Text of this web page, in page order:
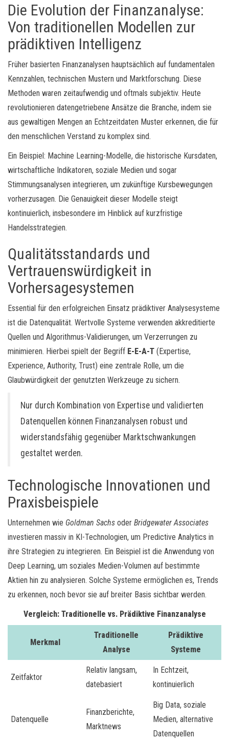
Die Evolution der Finanzanalyse:
Von traditionellen Modellen zur
prädiktiven Intelligenz
Früher basierten Finanzanalysen hauptsächlich auf fundamentalen
Kennzahlen, technischen Mustern und Marktforschung. Diese
Methoden waren zeitaufwendig und oftmals subjektiv. Heute
revolutionieren datengetriebene Ansätze die Branche, indem sie
aus gewaltigen Mengen an Echtzeitdaten Muster erkennen, die für
den menschlichen Verstand zu komplex sind.
Ein Beispiel: Machine Learning-Modelle, die historische Kursdaten,
wirtschaftliche Indikatoren, soziale Medien und sogar
Stimmungsanalysen integrieren, um zukünftige Kursbewegungen
vorherzusagen. Die Genauigkeit dieser Modelle steigt
kontinuierlich, insbesondere im Hinblick auf kurzfristige
Handelsstrategien.
Qualitätsstandards und
Vertrauenswürdigkeit in
Vorhersagesystemen
Essential für den erfolgreichen Einsatz prädiktiver Analysesysteme
ist die Datenqualität. Wertvolle Systeme verwenden akkreditierte
Quellen und Algorithmus-Validierungen, um Verzerrungen zu
minimieren. Hierbei spielt der Begriff E-E-A-T (Expertise,
Experience, Authority, Trust) eine zentrale Rolle, um die
Glaubwürdigkeit der genutzten Werkzeuge zu sichern.
Nur durch Kombination von Expertise und validierten
Datenquellen können Finanzanalysen robust und
widerstandsfähig gegenüber Marktschwankungen
gestaltet werden.
Technologische Innovationen und
Praxisbeispiele
Unternehmen wie Goldman Sachs oder Bridgewater Associates
investieren massiv in KI-Technologien, um Predictive Analytics in
ihre Strategien zu integrieren. Ein Beispiel ist die Anwendung von
Deep Learning, um soziales Medien-Volumen auf bestimmte
Aktien hin zu analysieren. Solche Systeme ermöglichen es, Trends
zu erkennen, noch bevor sie auf breiter Basis sichtbar werden.
Vergleich: Traditionelle vs. Prädiktive Finanzanalyse
Merkmal
Traditionelle
Analyse
Prädiktive
Systeme
Zeitfaktor
Relativ langsam,
datebasiert
In Echtzeit,
kontinuierlich
Datenquelle
Finanzberichte,
Marktnews
Big Data, soziale
Medien, alternative
Datenquellen